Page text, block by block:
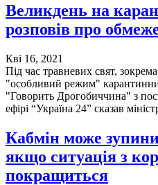
Великдень на
розповів про
Кві 16, 2021
Під час травневих свят,
"особливий режим"
"Говорить Дрогобиччина" з
ефірі “Україна 24” сказав
Кабмін може
якщо ситуація з
покращиться